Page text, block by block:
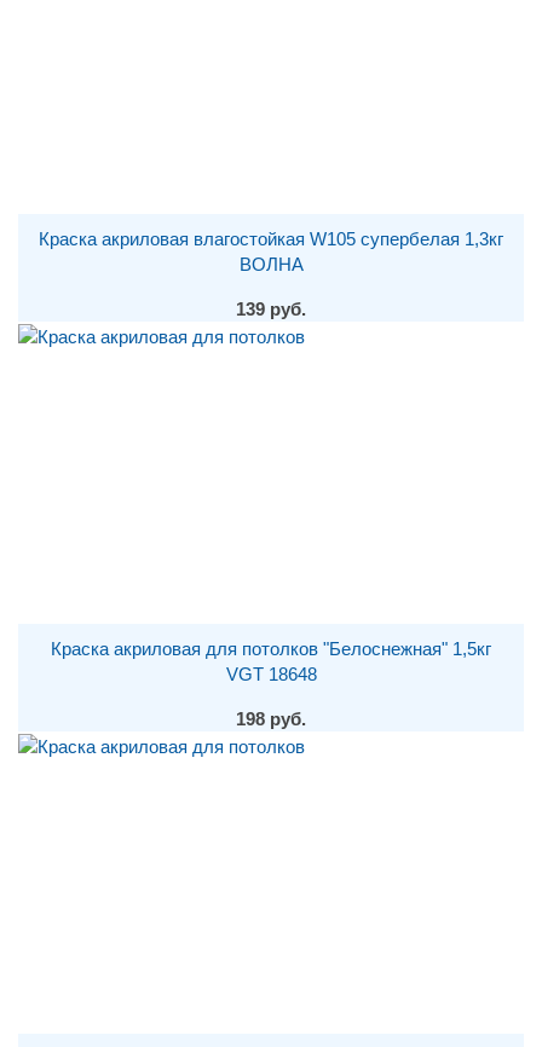
Краска акриловая влагостойкая W105 супербелая 1,3кг
ВОЛНА
139 руб.
Краска акриловая для потолков "Белоснежная" 1,5кг
VGT 18648
198 руб.